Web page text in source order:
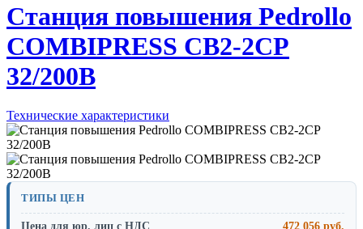
Станция повышения Pedrollo
COMBIPRESS CB2-2CP
32/200B
Технические характеристики
ТИПЫ ЦЕН
Цена для юр. лиц с НДС 472 056 руб.